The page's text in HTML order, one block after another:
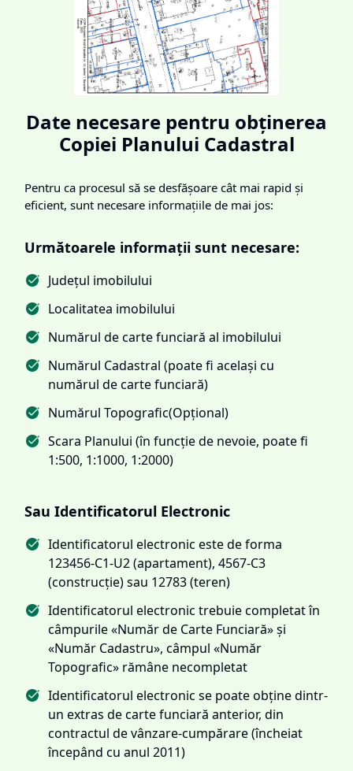
Date necesare pentru obținerea
Copiei Planului Cadastral
Pentru ca procesul să se desfășoare cât mai rapid și
eficient, sunt necesare informațiile de mai jos:
Următoarele informații sunt necesare:
Județul imobilului
Localitatea imobilului
Numărul de carte funciară al imobilului
Numărul Cadastral (poate fi același cu
numărul de carte funciară)
Numărul Topografic(Opțional)
Scara Planului (în funcție de nevoie, poate fi
1:500, 1:1000, 1:2000)
Sau Identificatorul Electronic
Identificatorul electronic este de forma
123456-C1-U2 (apartament), 4567-C3
(construcție) sau 12783 (teren)
Identificatorul electronic trebuie completat în
câmpurile «Număr de Carte Funciară» și
«Număr Cadastru», câmpul «Număr
Topografic» rămâne necompletat
Identificatorul electronic se poate obține dintr-
un extras de carte funciară anterior, din
contractul de vânzare-cumpărare (încheiat
începând cu anul 2011)